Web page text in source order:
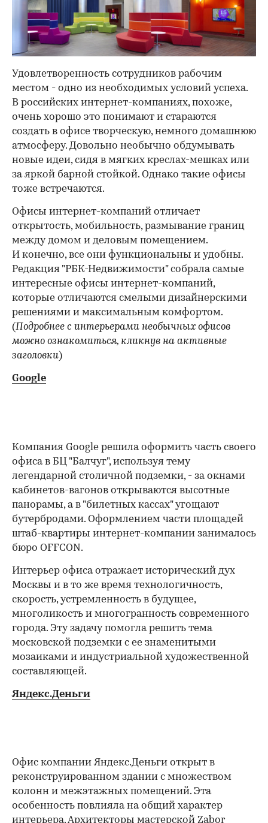
Удовлетворенность сотрудников рабочим
местом - одно из необходимых условий успеха.
В российских интернет-компаниях, похоже,
очень хорошо это понимают и стараются
создать в офисе творческую, немного домашнюю
атмосферу. Довольно необычно обдумывать
новые идеи, сидя в мягких креслах-мешках или
за яркой барной стойкой. Однако такие офисы
тоже встречаются.
Офисы интернет-компаний отличает
открытость, мобильность, размывание границ
между домом и деловым помещением.
И конечно, все они функциональны и удобны.
Редакция "РБК-Недвижимости" собрала самые
интересные офисы интернет-компаний,
которые отличаются смелыми дизайнерскими
решениями и максимальным комфортом.
(Подробнее с интерьерами необычных офисов
можно ознакомиться, кликнув на активные
заголовки)
Google
00:00 / 00:00
Компания Google решила оформить часть своего
офиса в БЦ "Балчуг", используя тему
легендарной столичной подземки, - за окнами
кабинетов-вагонов открываются высотные
панорамы, а в "билетных кассах" угощают
бутербродами. Оформлением части площадей
штаб-квартиры интернет-компании занималось
бюро OFFCON.
Интерьер офиса отражает исторический дух
Москвы и в то же время технологичность,
скорость, устремленность в будущее,
многоликость и многогранность современного
города. Эту задачу помогла решить тема
московской подземки с ее знаменитыми
мозаиками и индустриальной художественной
составляющей.
Яндекс.Деньги
Офис компании Яндекс.Деньги открыт в
реконструированном здании с множеством
колонн и межэтажных помещений. Эта
особенность повлияла на общий характер
интерьера. Архитекторы мастерской Zabor